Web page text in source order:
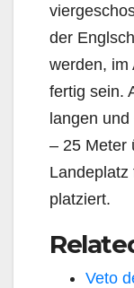
der
werden, im
fertig sein.
langen
– 25 Meter
Landeplatz
platziert.
Veto